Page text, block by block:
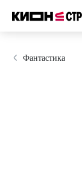
Фантастика